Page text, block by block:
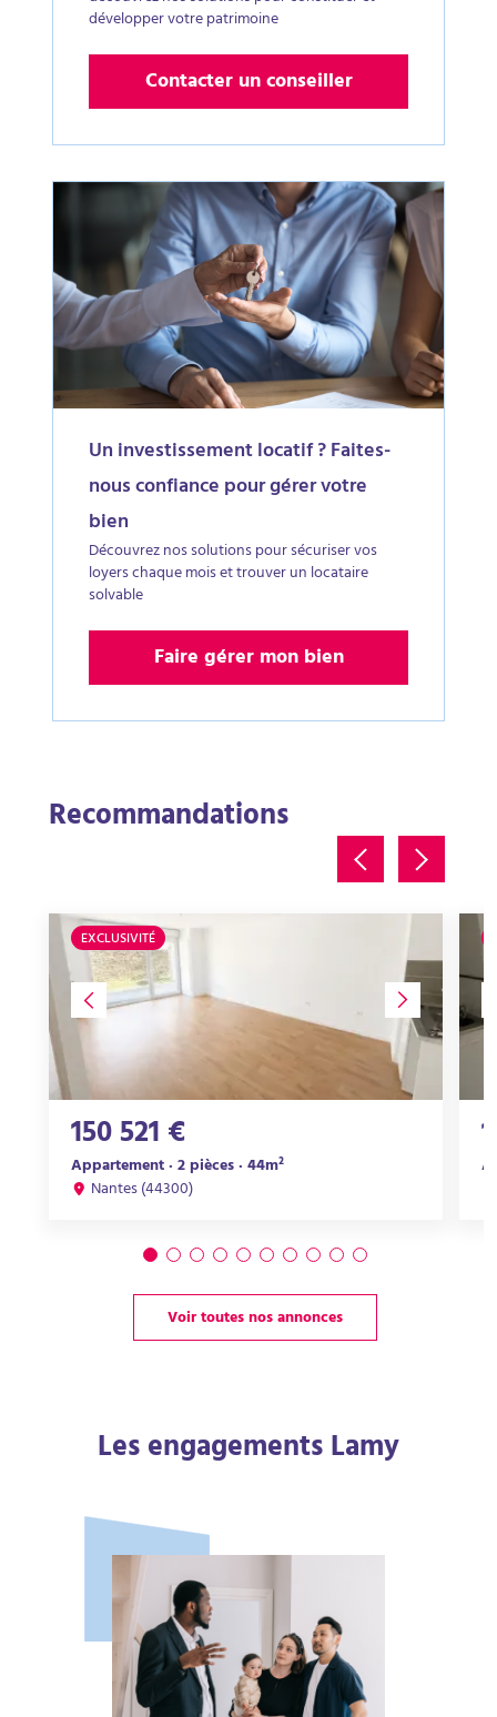
développer votre patrimoine
Contacter un conseiller
Un investissement locatif ? Faites-
nous confiance pour gérer votre
bien
Découvrez nos solutions pour sécuriser vos
loyers chaque mois et trouver un locataire
solvable
Faire gérer mon bien
Recommandations
EXCLUSIVITÉ
150 521 €
Appartement · 2 pièces · 44m²
Nantes (44300)
Voir toutes nos annonces
Les engagements Lamy